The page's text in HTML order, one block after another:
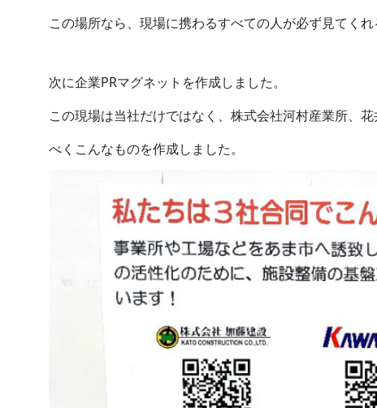
この場所なら、現場に携わるすべての人が必ず見てくれ
次に企業PRマグネットを作成しました。
この現場は当社だけではなく、株式会社河村産業所、
べくこんなものを作成しました。